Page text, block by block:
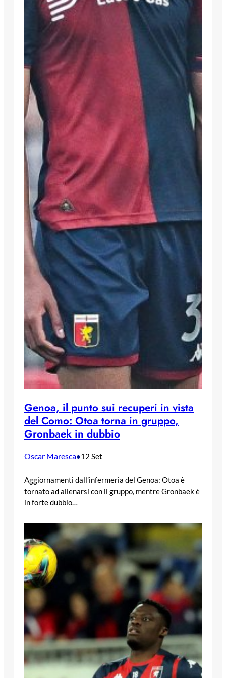
Genoa, il punto sui recuperi in vista
del Como: Otoa torna in gruppo,
Gronbaek in dubbio
Oscar Maresca•12 Set
Aggiornamenti dall’infermeria del Genoa: Otoa è
tornato ad allenarsi con il gruppo, mentre Gronbaek è
in forte dubbio…